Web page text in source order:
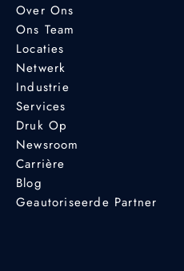
Over Ons
Ons Team
Locaties
Netwerk
Industrie
Services
Druk Op
Newsroom
Carrière
Blog
Geautoriseerde Partner